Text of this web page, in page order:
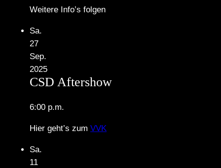
Weitere Info’s folgen
Sa.
27
Sep.
2025
CSD Aftershow
6:00 p.m.
Hier geht’s zum VVK
Sa.
11